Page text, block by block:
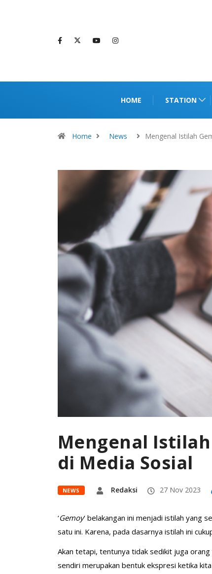
HOME STATION
Home News Mengenal Istilah
Mengenal
di Media Sosial
NEWS Redaksi 27 Nov 2023
‘Gemoy‘ belakangan ini menjadi istilah yang
satu ini. Karena, pada dasarnya istilah ini
Akan tetapi, tentunya tidak sedikit juga
sendiri merupakan bentuk ekspresi ketika